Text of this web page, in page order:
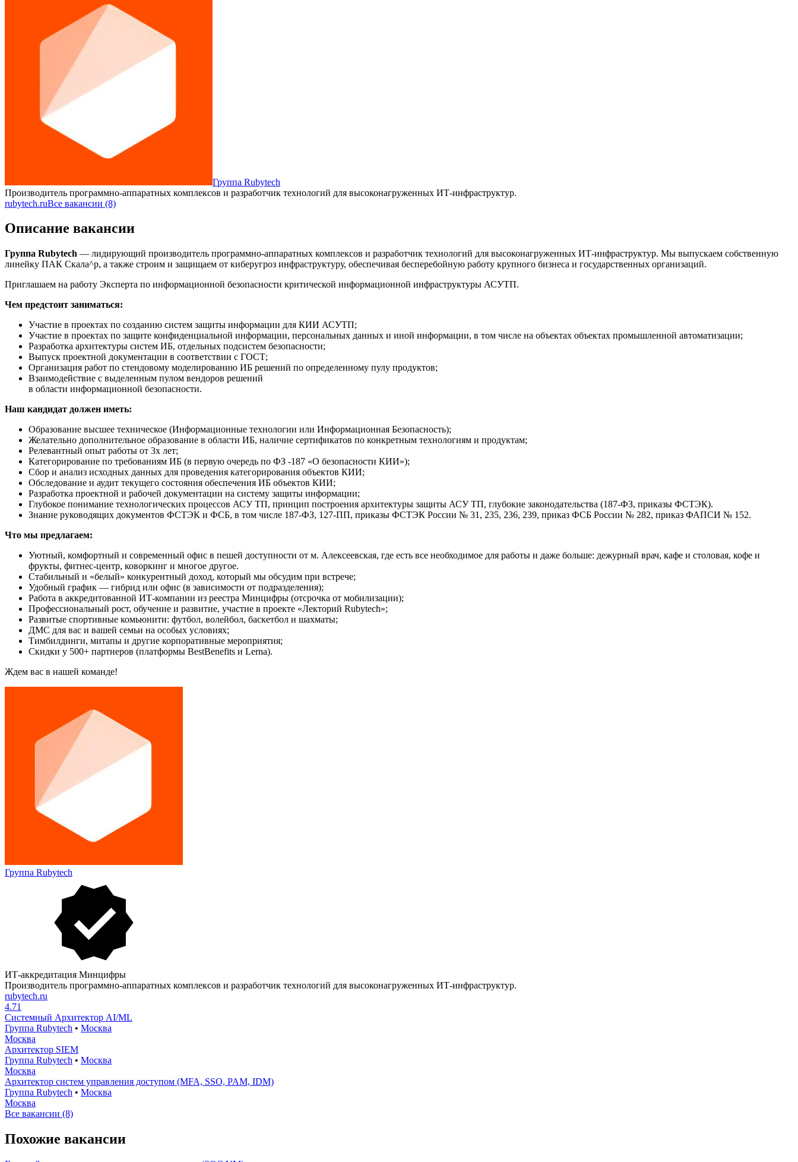
Группа Rubytech
Производитель программно-аппаратных комплексов и разработчик технологий для высоконагруженных ИТ-инфраструктур.
rubytech.ruВсе вакансии (8)
Описание вакансии
Группа Rubytech — лидирующий производитель программно-аппаратных комплексов и разработчик технологий для высоконагруженных ИТ-инфраструктур. Мы выпускаем собственную
линейку ПАК Скала^р, а также строим и защищаем от киберугроз инфраструктуру, обеспечивая бесперебойную работу крупного бизнеса и государственных организаций.
Приглашаем на работу Эксперта по информационной безопасности критической информационной инфраструктуры АСУТП.
Чем предстоит заниматься:
Участие в проектах по созданию систем защиты информации для КИИ АСУТП;
Участие в проектах по защите конфиденциальной информации, персональных данных и иной информации, в том числе на объектах объектах промышленной автоматизации;
Разработка архитектуры систем ИБ, отдельных подсистем безопасности;
Выпуск проектной документации в соответствии с ГОСТ;
Организация работ по стендовому моделированию ИБ решений по определенному пулу продуктов;
Взаимодействие с выделенным пулом вендоров решений
в области информационной безопасности.
Наш кандидат должен иметь:
Образование высшее техническое (Информационные технологии или Информационная Безопасность);
Желательно дополнительное образование в области ИБ, наличие сертификатов по конкретным технологиям и продуктам;
Релевантный опыт работы от 3х лет;
Категорирование по требованиям ИБ (в первую очередь по ФЗ -187 «О безопасности КИИ»);
Сбор и анализ исходных данных для проведения категорирования объектов КИИ;
Обследование и аудит текущего состояния обеспечения ИБ объектов КИИ;
Разработка проектной и рабочей документации на систему защиты информации;
Глубокое понимание технологических процессов АСУ ТП, принцип построения архитектуры защиты АСУ ТП, глубокие законодательства (187-ФЗ, приказы ФСТЭК).
Знание руководящих документов ФСТЭК и ФСБ, в том числе 187-ФЗ, 127-ПП, приказы ФСТЭК России № 31, 235, 236, 239, приказ ФСБ России № 282, приказ ФАПСИ № 152.
Что мы предлагаем:
Уютный, комфортный и современный офис в пешей доступности от м. Алексеевская, где есть все необходимое для работы и даже больше: дежурный врач, кафе и столовая, кофе и
фрукты, фитнес-центр, коворкинг и многое другое.
Стабильный и «белый» конкурентный доход, который мы обсудим при встрече;
Удобный график — гибрид или офис (в зависимости от подразделения);
Работа в аккредитованной ИТ-компании из реестра Минцифры (отсрочка от мобилизации);
Профессиональный рост, обучение и развитие, участие в проекте «Лекторий Rubytech»;
Развитые спортивные комьюнити: футбол, волейбол, баскетбол и шахматы;
ДМС для вас и вашей семьи на особых условиях;
Тимбилдинги, митапы и другие корпоративные мероприятия;
Скидки у 500+ партнеров (платформы BestBenefits и Lerna).
Ждем вас в нашей команде!
Группа Rubytech
ИТ-аккредитация Минцифры
Производитель программно-аппаратных комплексов и разработчик технологий для высоконагруженных ИТ-инфраструктур.
rubytech.ru
4.71
Системный Архитектор AI/ML
Группа Rubytech • Москва
Москва
Архитектор SIEM
Группа Rubytech • Москва
Москва
Архитектор систем управления доступом (MFA, SSO, PAM, IDM)
Группа Rubytech • Москва
Москва
Все вакансии (8)
Похожие вакансии